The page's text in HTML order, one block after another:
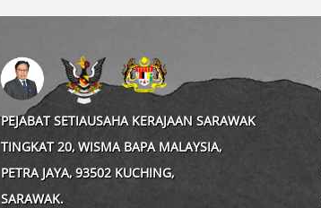
PEJABAT SETIAUSAHA KERAJAAN SARAWAK
TINGKAT 20, WISMA BAPA MALAYSIA,
PETRA JAYA, 93502 KUCHING,
SARAWAK.